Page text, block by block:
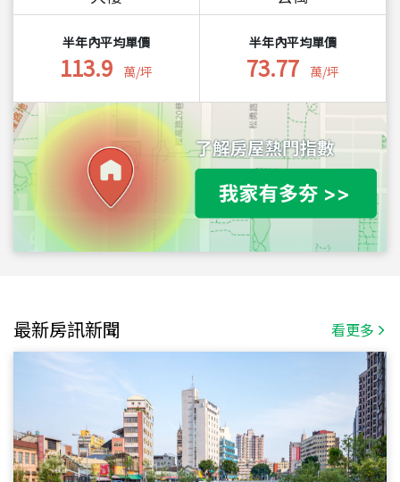
半年內平均單價
113.9 萬/坪
半年內平均單價
73.77 萬/坪
最新房訊新聞 看更多